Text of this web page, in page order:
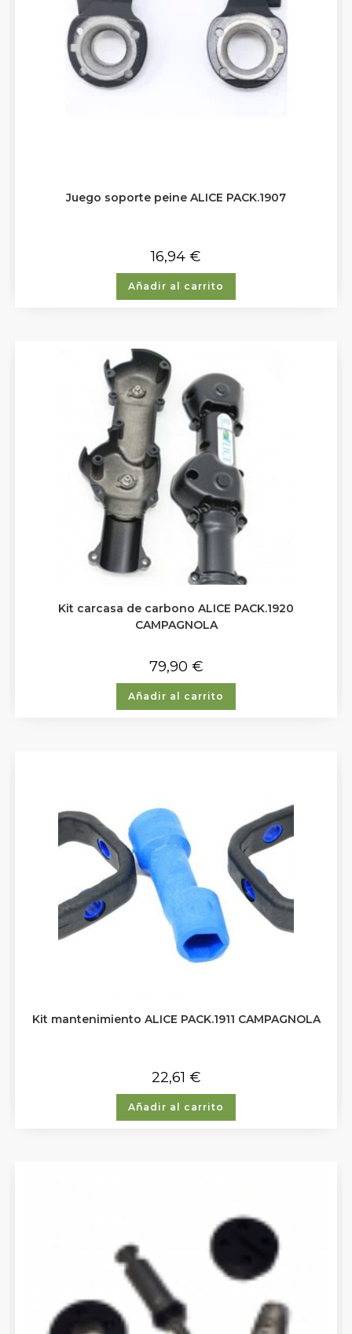
Juego soporte peine ALICE PACK.1907
16,94 €
Añadir al carrito
Kit carcasa de carbono ALICE PACK.1920
CAMPAGNOLA
79,90 €
Añadir al carrito
Kit mantenimiento ALICE PACK.1911 CAMPAGNOLA
22,61 €
Añadir al carrito